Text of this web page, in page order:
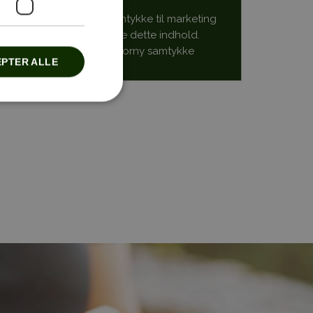
Du skal give dit samtykke til marketing
cookies for at se dette indhold.
Klik her for at forny samtykke
ALLE